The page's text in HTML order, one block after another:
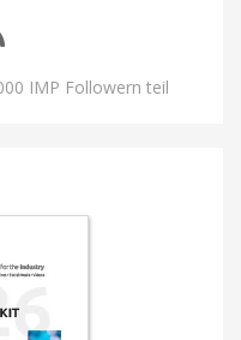
IMP Followern teil